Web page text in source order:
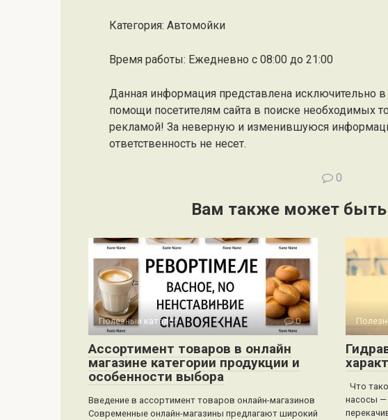
Категория: Автомойки
Время работы: Ежедневно с 08:00 до 21:00
Данная информация представлена исключительно
помощи посетителям сайта в поиске необходимых
рекламой! За неверную и изменившуюся
ответственность не несет.
0
Вам также может быть
Полезный каталог 0
Ассортимент товаров в онлайн
магазине категории продукции и
особенности выбора
Введение в ассортимент товаров онлайн-магазинов
Современные онлайн-магазины предлагают широкий
Что
насосы —